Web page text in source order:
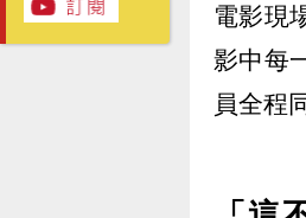
電影現
影中每
員全程